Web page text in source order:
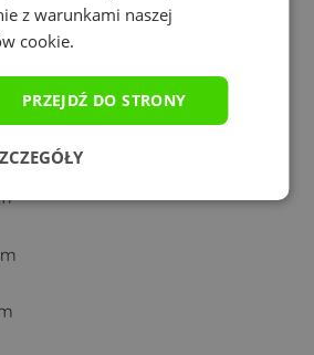
z warunkami naszej
cookie.
PRZEJDŹ DO STRONY